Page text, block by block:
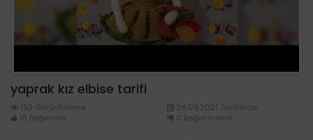
yaprak kız elbise tarifi
193 Görüntüleme
26.09.2021 Tarihinde
18 Beğenme
0 Beğenmeme